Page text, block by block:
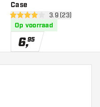
Case
open reviews
3.9 score sterren3.9 (23)
Op voorraad
6,95